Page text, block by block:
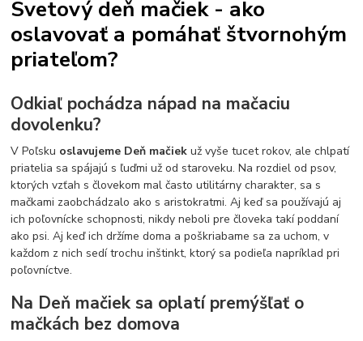
Svetový deň mačiek - ako
oslavovať a pomáhať štvornohým
priateľom?
Odkiaľ pochádza nápad na mačaciu
dovolenku?
V Poľsku oslavujeme Deň mačiek už vyše tucet rokov, ale chlpatí
priatelia sa spájajú s ľuďmi už od staroveku. Na rozdiel od psov,
ktorých vzťah s človekom mal často utilitárny charakter, sa s
mačkami zaobchádzalo ako s aristokratmi. Aj keď sa používajú aj
ich poľovnícke schopnosti, nikdy neboli pre človeka takí poddaní
ako psi. Aj keď ich držíme doma a poškriabame sa za uchom, v
každom z nich sedí trochu inštinkt, ktorý sa podieľa napríklad pri
poľovníctve.
Na Deň mačiek sa oplatí premýšľať o
mačkách bez domova